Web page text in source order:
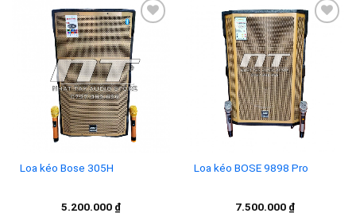
Add to
wishlist
Loa kéo Bose 305H
5.200.000 ₫
wishlist
Loa kéo BOSE 9898 Pro
7.500.000 ₫